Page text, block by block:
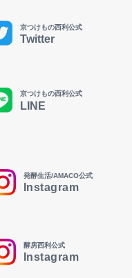
京つけもの西利公式
Twitter
京つけもの西利公式
LINE
発酵生活/AMACO公式
Instagram
酵房西利公式
Instagram